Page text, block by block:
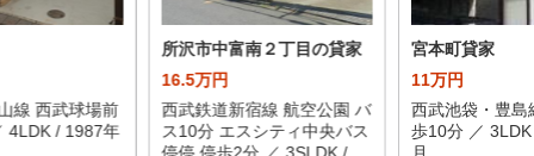
線 西武球場前
4LDK / 1987年
所沢市中富南２丁目の貸家
16.5万円
西武鉄道新宿線 航空公園 バ
ス10分 エスシティ中央バス
宮本町貸家
11万円
西武池袋・豊島
歩10分 ／